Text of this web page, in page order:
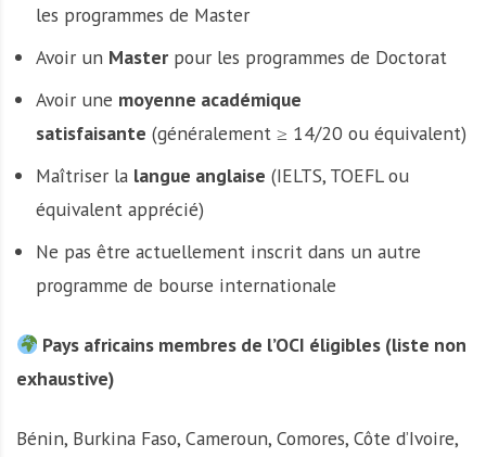
les programmes de Master
Avoir un Masterpour les programmes de Doctorat
Avoir une moyenne académique
satisfaisante (généralement ≥ 14/20 ou équivalent)
Maîtriser la langue anglaise (IELTS, TOEFL ou
équivalent apprécié)
Ne pas être actuellement inscrit dans un autre
programme de bourse internationale
Pays africains membres de l’OCI éligibles (liste non
exhaustive)
Bénin, Burkina Faso, Cameroun, Comores, Côte d’Ivoire,